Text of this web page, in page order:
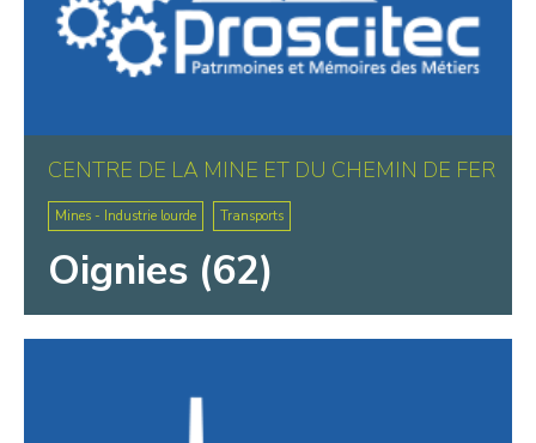
CENTRE DE LA MINE ET DU CHEMIN DE FER
Mines - Industrie lourde Transports
Oignies (62)